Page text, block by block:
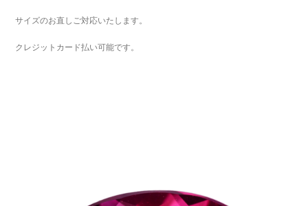
サイズのお直しご対応いたします。
クレジットカード払い可能です。